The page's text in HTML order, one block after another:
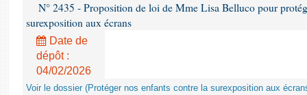
N° 2435 - Proposition de loi de Mme Lisa Belluco pour
surexposition aux écrans
Date de
dépôt :
04/02/2026
Voir le dossier (Protéger nos enfants contre la surexposition aux